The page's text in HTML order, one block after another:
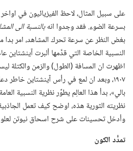
بسرعة الضوء.‏ فقد وجدوا انهبالنسبة الى
بغض النظر عن سرعة تحرك المشاهد،‏ امر بدا
اظهرت ان المسافة (‏الطول)‏ والزمن والكتلة
١٩٠٧،‏ وبعد ان لمع في رأس آينشتاين
نظريته الثورية هذه،‏ اوضح كيف تعمل
وأدخل تحسينات على شرح اسحاق نيوتن لعلوم
تمدُّد الكون